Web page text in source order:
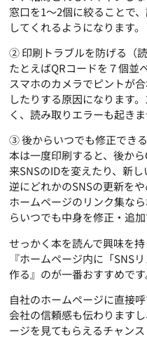
窓口を1〜2個に絞ることで
してくれるようになります。
② 印刷トラブルを防げる（読
たとえばQRコードを７個並
スマホのカメラでピントが
したりする原因になります
く、読み取りエラーも起きま
③ 後からいつでも修正でき
本は一度印刷すると、後か
来SNSのIDを変えたり、新し
逆にどれかのSNSの更新をや
ホームページのリンク集な
らいつでも中身を修正・追加
せっかく本を読んで興味を
『ホームページ内に「SNS
作る』のが一番おすすめです
自社のホームページに直接呼
会社の信頼感も伝わります
ージを見てもらえるチャン